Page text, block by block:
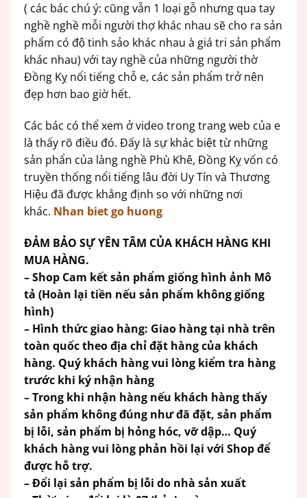
( các bác chú ý: cũng vẫn 1 loại gỗ nhưng qua tay
nghề nghề mỗi người thợ khác nhau sẽ cho ra sản
phẩm có độ tinh sảo khác nhau à giá tri sản phẩm
khác nhau) với tay nghề của những người thờ
Đồng Kỵ nổi tiếng chỗ e, các sản phẩm trở nên
đẹp hơn bao giờ hết.
Các bác có thể xem ở video trong trang web của e
là thấy rõ điều đó. Đấy là sự khác biệt từ những
sản phẩn của làng nghề Phù Khê, Đồng Kỵ vốn có
truyền thống nổi tiếng lâu đời Uy Tín và Thương
Hiệu đã được khẳng định so với những nơi
khác. Nhan biet go huong
ĐẢM BẢO SỰ YÊN TÂM CỦA KHÁCH HÀNG KHI
MUA HÀNG.
– Shop Cam kết sản phẩm giống hình ảnh Mô
tả (Hoàn lại tiền nếu sản phẩm không giống
hình)
– Hình thức giao hàng: Giao hàng tại nhà trên
toàn quốc theo địa chỉ đặt hàng của khách
hàng. Quý khách hàng vui lòng kiểm tra hàng
trước khi ký nhận hàng
– Trong khi nhận hàng nếu khách hàng thấy
sản phẩm không đúng như đã đặt, sản phẩm
bị lỗi, sản phẩm bị hỏng hóc, vỡ dập… Quý
khách hàng vui lòng phản hồi lại với Shop để
được hỗ trợ.
– Đổi lại sản phẩm bị lỗi do nhà sản xuất